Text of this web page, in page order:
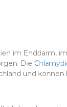
im Enddarm,
Die
und